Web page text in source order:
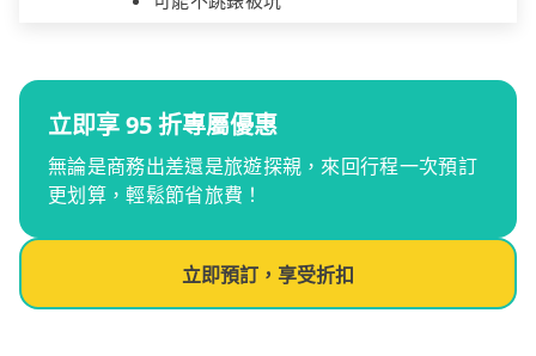
立即享 95 折專屬優惠
無論是商務出差還是旅遊探親，來回行程一次預訂
更划算，輕鬆節省旅費！
立即預訂，享受折扣